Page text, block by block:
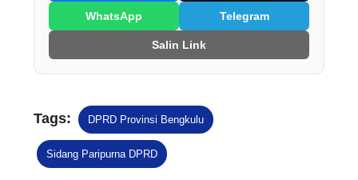
WhatsApp Telegram
Salin Link
Tags: DPRD Provinsi Bengkulu
Sidang Paripurna DPRD